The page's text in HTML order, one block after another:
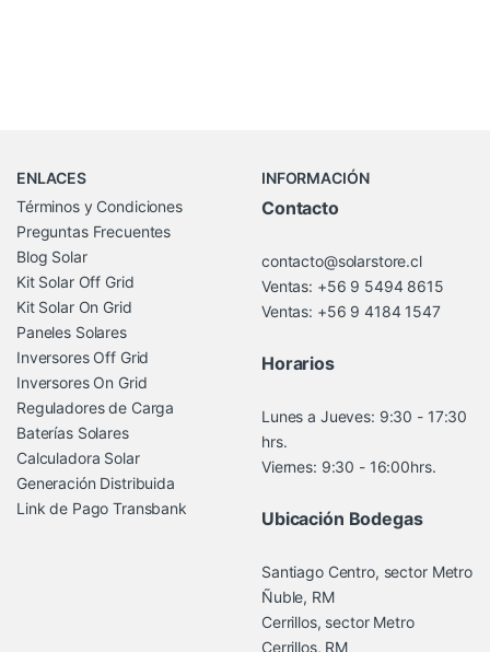
ENLACES
Términos y Condiciones
Preguntas Frecuentes
Blog Solar
Kit Solar Off Grid
Kit Solar On Grid
Paneles Solares
Inversores Off Grid
Inversores On Grid
Reguladores de Carga
Baterías Solares
Calculadora Solar
Generación Distribuida
Link de Pago Transbank
INFORMACIÓN
Contacto
contacto@solarstore.cl
Ventas: +56 9 5494 8615
Ventas: +56 9 4184 1547
Horarios
Lunes a Jueves: 9:30 - 17:30
hrs.
Viernes: 9:30 - 16:00hrs.
Ubicación Bodegas
Santiago Centro, sector Metro
Ñuble, RM
Cerrillos, sector Metro
Cerrillos, RM